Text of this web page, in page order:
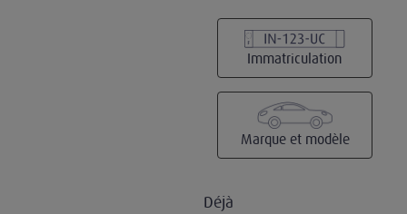
Immatriculation
Marque et modèle
Déjà